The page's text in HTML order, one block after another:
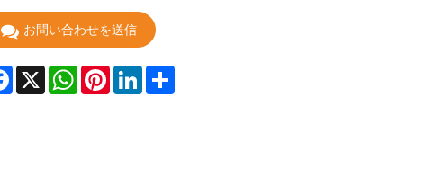
お問い合わせを送信
Facebook
X WhatsAppPinterestLinkedInShare